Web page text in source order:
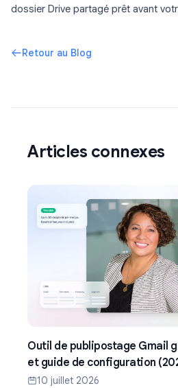
dossier Drive partagé prêt avant
Retour au Blog
Articles connexes
Outil de publipostage Gmail
et guide de configuration
10 juillet 2026